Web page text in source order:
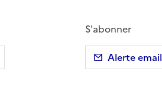
Twitter)
par email
Copier dans le presse-papier
S'abonner
Alerte email